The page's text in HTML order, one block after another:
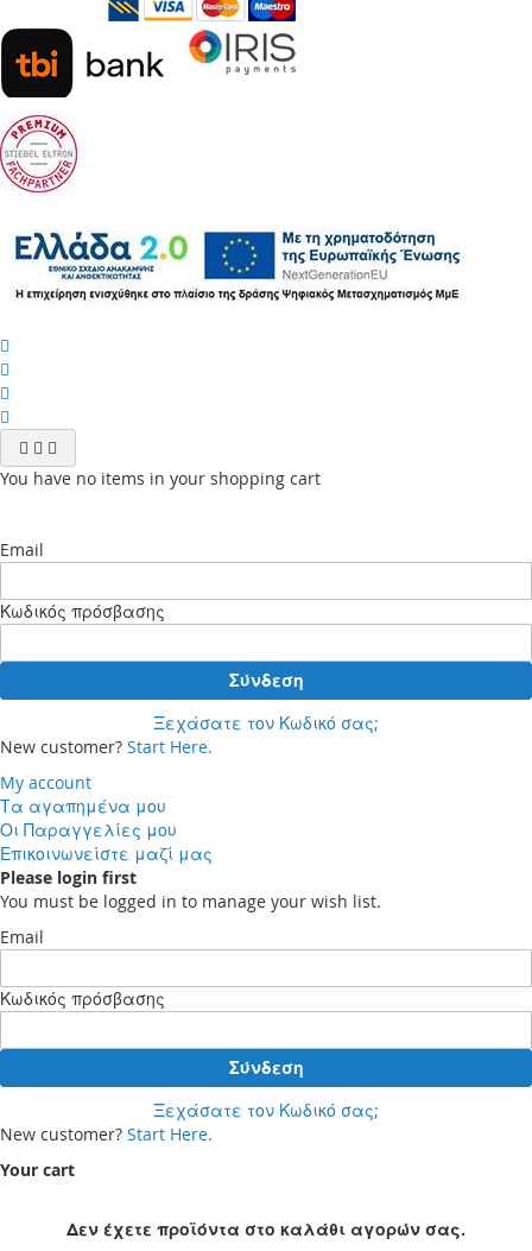
You have no items in your shopping cart
Email
Κωδικός πρόσβασης
Σύνδεση
Ξεχάσατε τον Κωδικό σας;
New customer? Start Here.
My account
Τα αγαπημένα μου
Οι Παραγγελίες μου
Επικοινωνείστε μαζί μας
Please login first
You must be logged in to manage your wish list.
Email
Κωδικός πρόσβασης
Σύνδεση
Ξεχάσατε τον Κωδικό σας;
New customer? Start Here.
Your cart
Δεν έχετε προϊόντα στο καλάθι αγορών σας.